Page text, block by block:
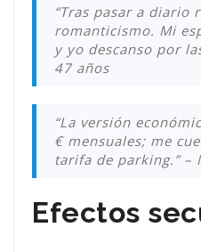
“Tras pasar a diario
romanticismo. Mi
y yo descanso por
47 años
“La versión
€ mensuales; me
tarifa de parking.” –
Efectos